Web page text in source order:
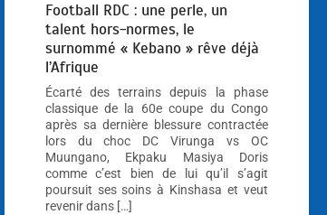
Football RDC : une perle, un
talent hors-normes, le
surnommé « Kebano » rêve déjà
l’Afrique
Écarté des terrains depuis la phase
classique de la 60e coupe du Congo
après sa dernière blessure contractée
lors du choc DC Virunga vs OC
Muungano, Ekpaku Masiya Doris
comme c’est bien de lui qu’il s’agit
poursuit ses soins à Kinshasa et veut
revenir dans […]